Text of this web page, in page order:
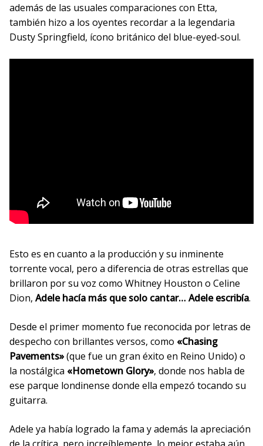
además de las usuales comparaciones con Etta,
también hizo a los oyentes recordar a la legendaria
Dusty Springfield, ícono británico del blue-eyed-soul.
Esto es en cuanto a la producción y su inminente
torrente vocal, pero a diferencia de otras estrellas que
brillaron por su voz como Whitney Houston o Celine
Dion, Adele hacía más que solo cantar… Adele escribía.
Desde el primer momento fue reconocida por letras de
despecho con brillantes versos, como «Chasing
Pavements»(que fue un gran éxito en Reino Unido) o
la nostálgica «Hometown Glory», donde nos habla de
ese parque londinense donde ella empezó tocando su
guitarra.
Adele ya había logrado la fama y además la apreciación